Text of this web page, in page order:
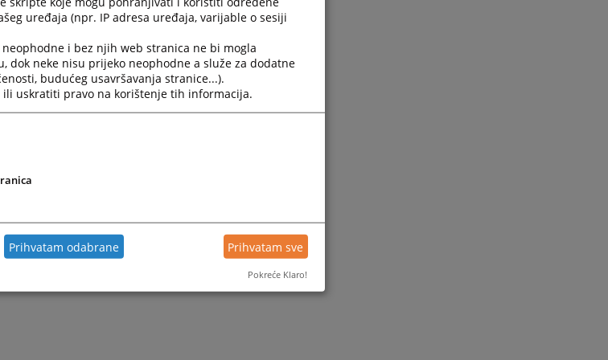
uređaja (npr. IP adresa uređaja, varijable o sesiji
i bez njih web stranica ne bi mogla
dok neke nisu prijeko neophodne a služe za dodatne
budućeg usavršavanja stranice...).
uskratiti pravo na korištenje tih informacija.
Prihvatam odabrane Prihvatam sve
Pokreće Klaro!